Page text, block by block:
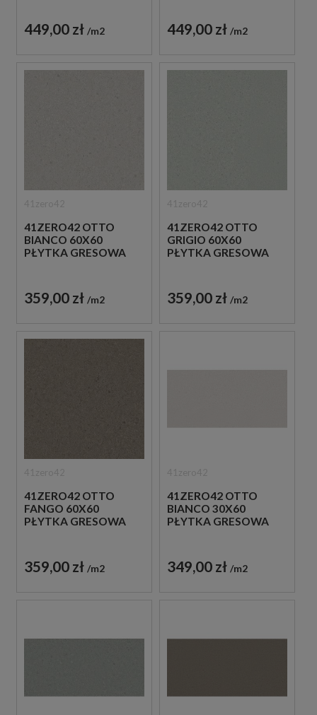
449,00 zł m2 449,00 zł m2
41ZERO42 OTTO
BIANCO 60X60
PŁYTKA GRESOWA
359,00 zł m2
41ZERO42 OTTO
GRIGIO 60X60
PŁYTKA GRESOWA
359,00 zł m2
41ZERO42 OTTO
FANGO 60X60
PŁYTKA GRESOWA
359,00 zł m2
41ZERO42 OTTO
BIANCO 30X60
PŁYTKA GRESOWA
349,00 zł m2